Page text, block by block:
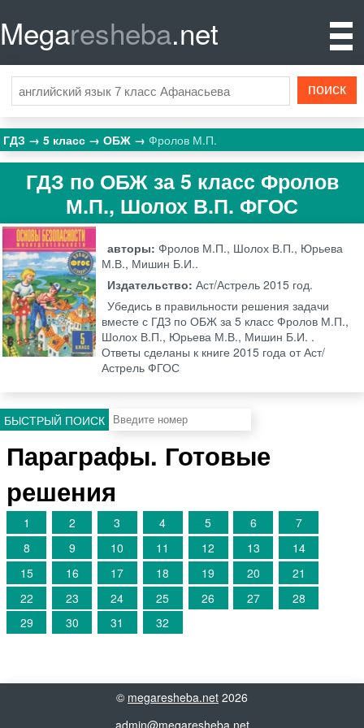
Megaresheba.net
ГДЗ 5 класс ОБЖ Фролов М.П.
ГДЗ по ОБЖ за 5 класс Фролов
М.П., Шолох В.П. ФГОС
авторы:Фролов М.П., Шолох В.П., Юрьева
М.В., Мишин Б.И..
Издательство:Аст/Астрель 2015 год.
Убедись в правильности решения задачи
вместе с ГДЗ по ОБЖ за 5 класс Фролов М.П.,
Шолох В.П., Юрьева М.В., Мишин Б.И. .
Ответы сделаны к книге 2015 года от Аст/
Астрель ФГОС
БЫСТРЫЙ ПОИСК
Параграфы. Готовые
решения
1 2 3 4 5 6
7
8
9 10 11 12 13
14
15
16 17 18 19 20
21
22
23 24 25 26 27
28
29
30 31 32
© megaresheba.net 2026
admin@megaresheba.net